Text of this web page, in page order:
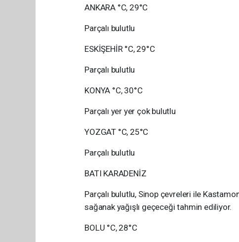
ANKARA °C, 29°C
Parçalı bulutlu
ESKİŞEHİR °C, 29°C
Parçalı bulutlu
KONYA °C, 30°C
Parçalı yer yer çok bulutlu
YOZGAT °C, 25°C
Parçalı bulutlu
BATI KARADENİZ
Parçalı bulutlu, Sinop çevreleri ile
sağanak yağışlı geçeceği tahmin ediliyor.
BOLU °C, 28°C